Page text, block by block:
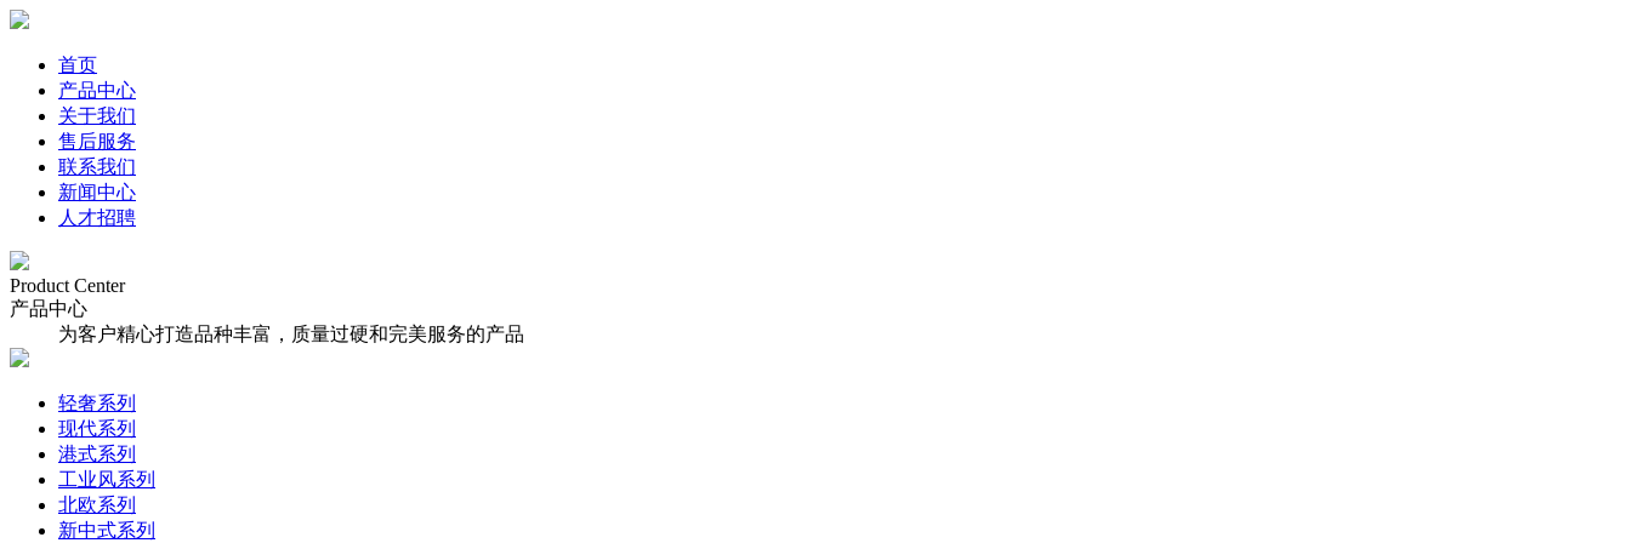
首页
产品中心
关于我们
售后服务
联系我们
新闻中心
人才招聘
Product Center
产品中心
为客户精心打造品种丰富，质量过硬和完美服务的产品
轻奢系列
现代系列
港式系列
工业风系列
北欧系列
新中式系列